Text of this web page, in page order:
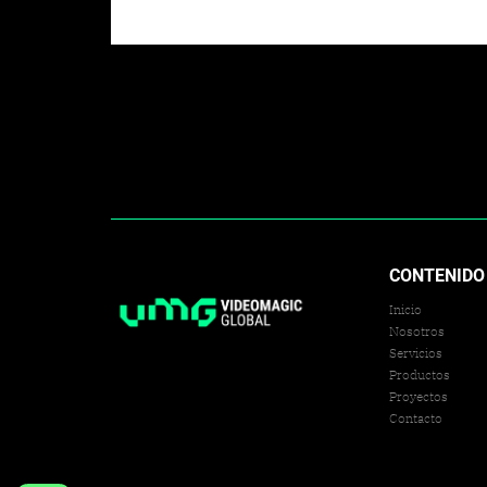
CONTENIDO
Inicio
Nosotros
Servicios
Productos
Proyectos
Contacto